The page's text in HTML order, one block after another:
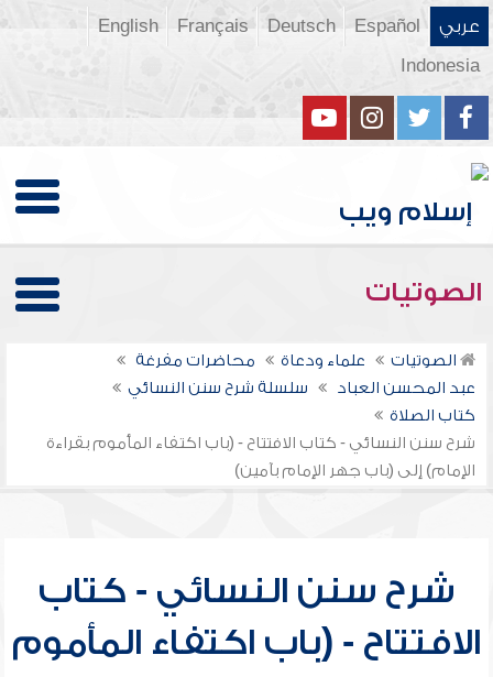
عربي Español
Deutsch
Français
English
Indonesia
الصوتيات
الصوتيات علماء ودعاة
محاضرات مفرغة
عبد المحسن العباد
سلسلة شرح سنن النسائي
كتاب الصلاة
شرح سنن النسائي - كتاب الافتتاح - (باب اكتفاء المأموم بقراءة
الإمام) إلى (باب جهر الإمام بآمين)
شرح سنن النسائي - كتاب
الافتتاح - (باب اكتفاء المأموم